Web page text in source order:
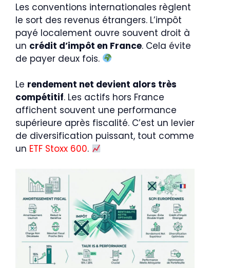
Les conventions internationales règlent
le sort des revenus étrangers. L’impôt
payé localement ouvre souvent droit à
un crédit d’impôt en France. Cela évite
de payer deux fois.
Le rendement net devient alors très
compétitif. Les actifs hors France
affichent souvent une performance
supérieure après fiscalité. C’est un levier
de diversification puissant, tout comme
un ETF Stoxx 600.